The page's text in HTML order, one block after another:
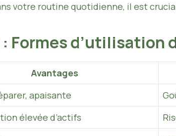
votre routine quotidienne, il est
Formes d’utilisation
Avantages
apaisante
élevée d’actifs